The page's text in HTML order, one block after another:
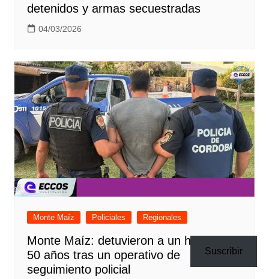
detenidos y armas secuestradas
04/03/2026
Monte Maíz Policiales Regionales
Monte Maíz: detuvieron a un hombre de
50 años tras un operativo de
seguimiento policial
Suscribir